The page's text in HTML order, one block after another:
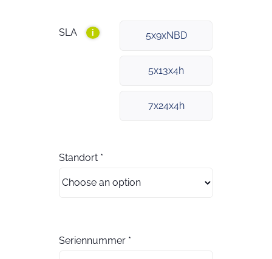
SLA i 5x9xNBD
5x13x4h
7x24x4h
Standort *
Seriennummer *